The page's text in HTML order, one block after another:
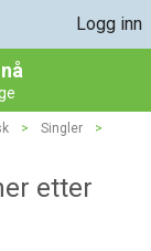
Logg inn
> Singler
>
etter